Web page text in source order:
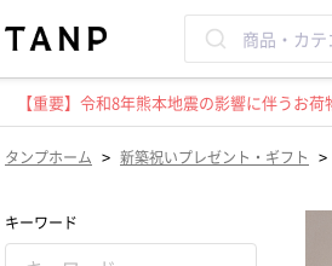
【重要】令和8年熊本地震の影響に伴うお
タンプホーム > 新築祝いプレゼント・ギフト >
キーワード